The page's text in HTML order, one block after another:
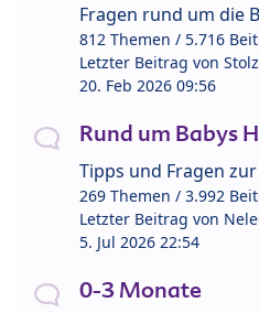
Fragen rund um die
812 Themen / 5.716
Letzter Beitrag von
20. Feb 2026 09:56
Rund um Babys
Tipps und Fragen
269 Themen / 3.992
Letzter Beitrag von
5. Jul 2026 22:54
0-3 Monate